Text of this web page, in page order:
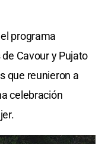
programa
Cavour y Pujato
que reunieron a
celebración